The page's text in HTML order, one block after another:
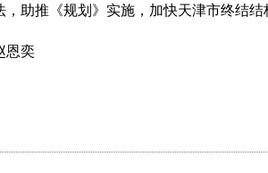
，助推《规划》实施，加快天津市终结结
恩奕